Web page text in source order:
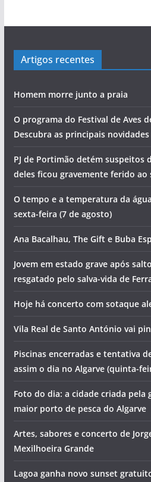
Artigos recentes
Homem morre junto a praia
O programa do Festival de Aves
Descubra as principais
PJ de Portimão detém suspeitos
deles ficou gravemente ferido ao
O tempo e a temperatura da
sexta-feira (7 de agosto)
Ana Bacalhau, The Gift e Buba
Jovem em estado grave após
resgatado pelo salva-vida de
Hoje há concerto com sotaque
Vila Real de Santo António vai
Piscinas encerradas e tentativa
assim o dia no Algarve (quinta-
Foto do dia: a cidade criada pela
maior porto de pesca do Algarve
Artes, sabores e concerto de
Mexilhoeira Grande
Lagoa ganha novo sunset